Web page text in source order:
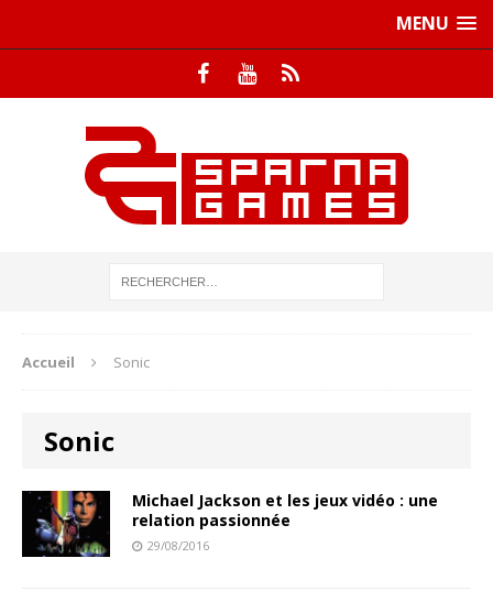
MENU
Accueil Sonic
Sonic
Michael Jackson et les jeux vidéo : une
relation passionnée
29/08/2016